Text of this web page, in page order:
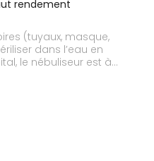
rendement
(tuyaux, masque,
dans l’eau en
le nébuliseur est à
recommandé de
utilisation. Dans
instructions portées
d’emploi. Nébuliseur